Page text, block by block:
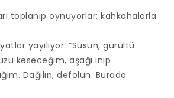
toplanıp oynuyorlar; kahkahalarla
yayılıyor: “Susun, gürültü
keseceğim, aşağı inip
Dağılın, defolun. Burada